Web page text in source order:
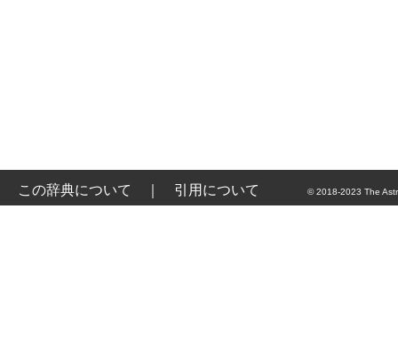
この辞典について 引用について © 2018-2023 The